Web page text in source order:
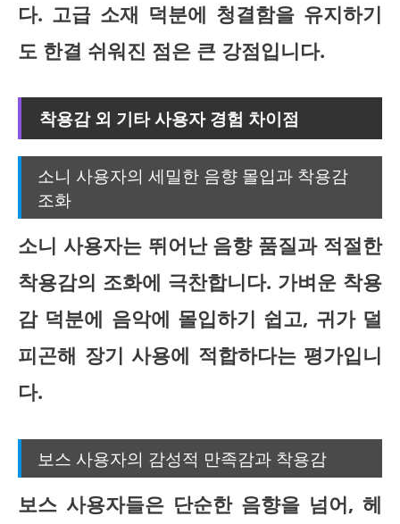
다. 고급 소재 덕분에 청결함을 유지하기
도 한결 쉬워진 점은 큰 강점입니다.
착용감 외 기타 사용자 경험 차이점
소니 사용자의 세밀한 음향 몰입과 착용감
조화
소니 사용자는 뛰어난 음향 품질과 적절한
착용감의 조화에 극찬합니다. 가벼운 착용
감 덕분에 음악에 몰입하기 쉽고, 귀가 덜
피곤해 장기 사용에 적합하다는 평가입니
다.
보스 사용자의 감성적 만족감과 착용감
보스 사용자들은 단순한 음향을 넘어, 헤